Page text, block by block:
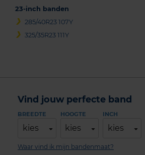
23-inch banden
285/40R23 107Y
325/35R23 111Y
Vind jouw perfecte band
BREEDTE
kies
HOOGTE
kies
INCH
kies
Waar vind ik mijn bandenmaat?